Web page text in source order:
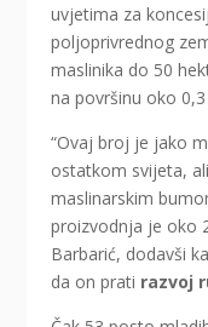
uvjetima za
poljoprivrednog
maslinika do 50
na površinu oko
“Ovaj broj je jako
ostatkom svijeta,
maslinarskim
proizvodnja je oko
Barbarić, dodavši
da on prati razvoj